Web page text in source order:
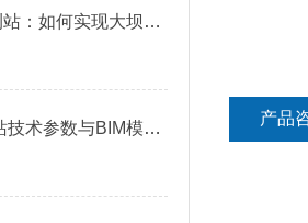
GNSS位移监测站：如何实现大坝位移的实时捕捉?
gnss位移监测站技术参数与BIM模型的集成应用
产品